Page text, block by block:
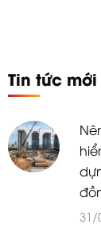
Tin tức
31/